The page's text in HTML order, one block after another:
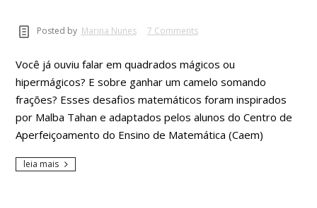
Posted by Marina Nunes 7 Comments
Você já ouviu falar em quadrados mágicos ou
hipermágicos? E sobre ganhar um camelo somando
frações? Esses desafios matemáticos foram inspirados
por Malba Tahan e adaptados pelos alunos do Centro de
Aperfeiçoamento do Ensino de Matemática (Caem)
leia mais